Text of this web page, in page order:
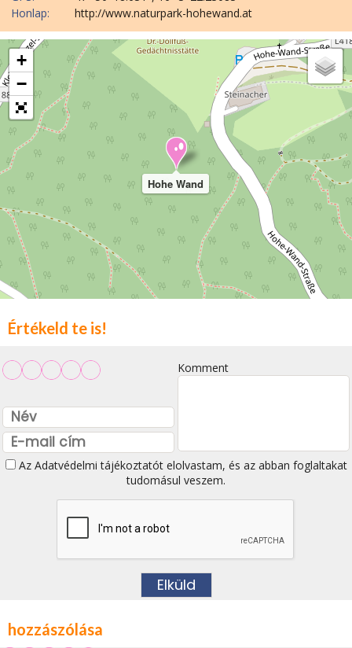
Honlap:
http://www.naturpark-hohewand.at
Hohe Wand
+
−
Értékeld te is!
Komment
Az Adatvédelmi tájékoztatótelolvastam, és az abban foglaltakat
tudomásul veszem.
hozzászólása